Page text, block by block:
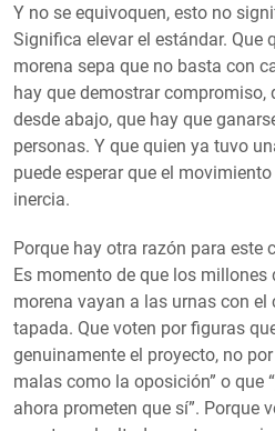
Y no se equivoquen, esto no
Significa elevar el estándar. Que
morena sepa que no basta con
hay que demostrar compromiso,
desde abajo, que hay que
personas. Y que quien ya tuvo
puede esperar que el
inercia.
Porque hay otra razón para este
Es momento de que los
morena vayan a las urnas con
tapada. Que voten por figuras
genuinamente el proyecto, no
malas como la oposición” o que
ahora prometen que sí”. Porque